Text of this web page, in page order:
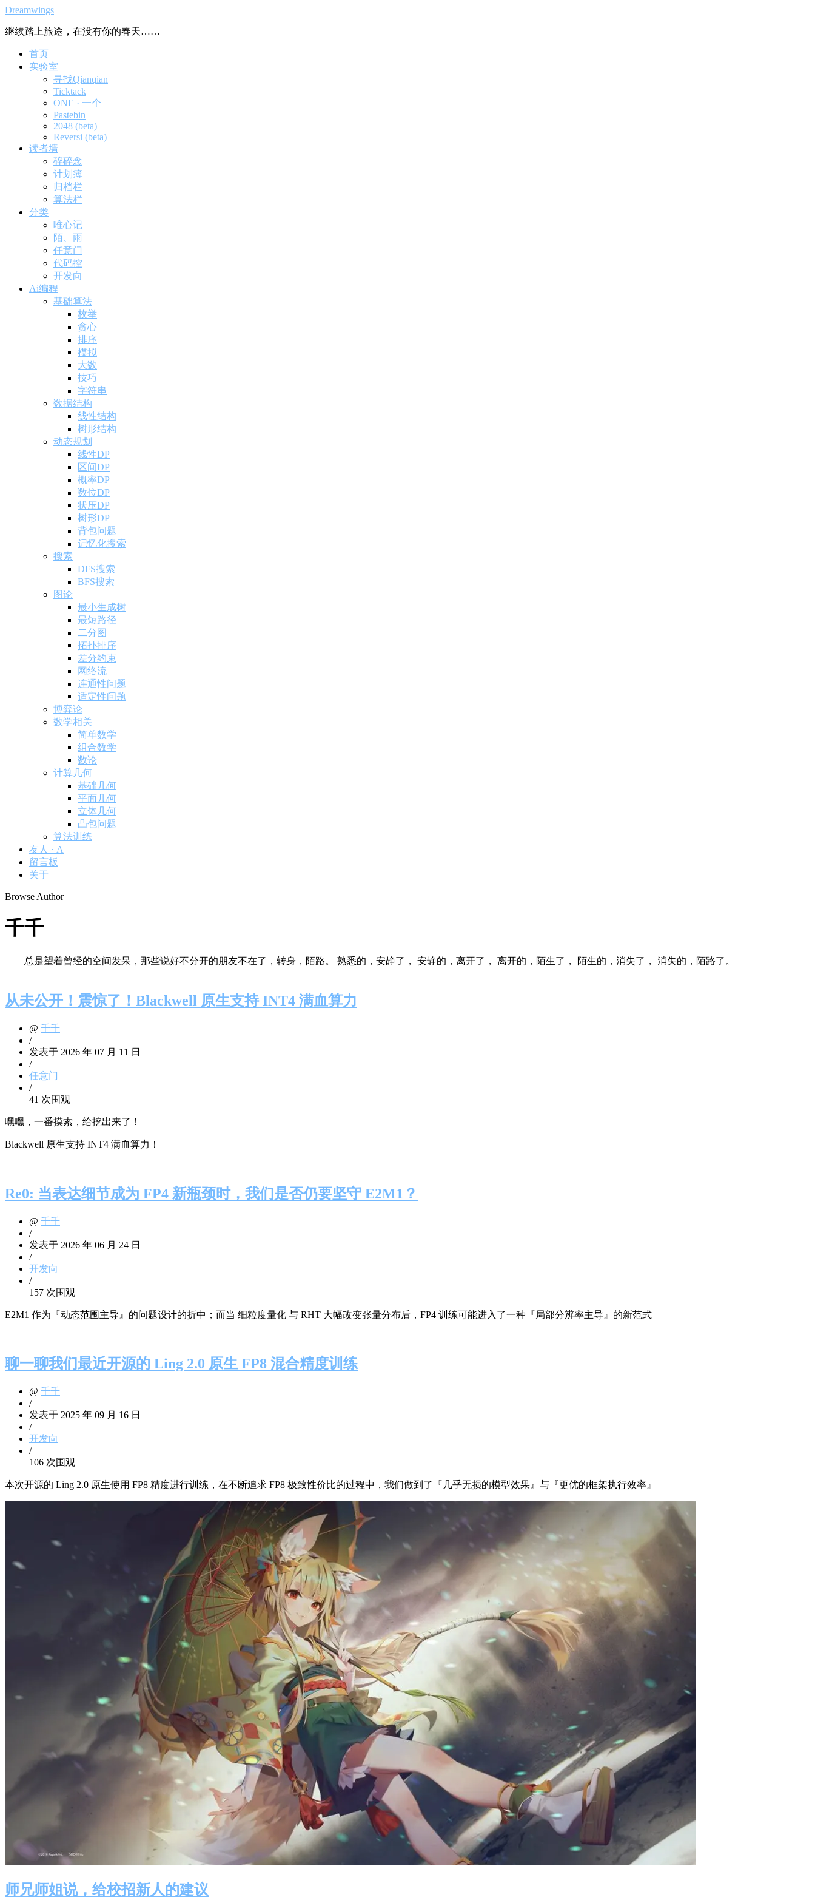
Dreamwings
继续踏上旅途，在没有你的春天……
首页
实验室
寻找Qianqian
Ticktack
ONE · 一个
Pastebin
2048 (beta)
Reversi (beta)
读者墙
碎碎念
计划簿
归档栏
算法栏
分类
唯心记
陌、雨
任意门
代码控
开发向
Ai编程
基础算法
枚举
贪心
排序
模拟
大数
技巧
字符串
数据结构
线性结构
树形结构
动态规划
线性DP
区间DP
概率DP
数位DP
状压DP
树形DP
背包问题
记忆化搜索
搜索
DFS搜索
BFS搜索
图论
最小生成树
最短路径
二分图
拓扑排序
差分约束
网络流
连通性问题
适定性问题
博弈论
数学相关
简单数学
组合数学
数论
计算几何
基础几何
平面几何
立体几何
凸包问题
算法训练
友人 · A
留言板
关于
Browse Author
千千
总是望着曾经的空间发呆，那些说好不分开的朋友不在了，转身，陌路。 熟悉的，安静了， 安静的，离开了， 离开的，陌生了， 陌生的，消失了， 消失的，陌路了。
从未公开！震惊了！Blackwell 原生支持 INT4 满血算力
@ 千千
/
发表于 2026 年 07 月 11 日
/
任意门
/
41 次围观
嘿嘿，一番摸索，给挖出来了！
Blackwell 原生支持 INT4 满血算力！
Re0: 当表达细节成为 FP4 新瓶颈时，我们是否仍要坚守 E2M1？
@ 千千
/
发表于 2026 年 06 月 24 日
/
开发向
/
157 次围观
E2M1 作为『动态范围主导』的问题设计的折中；而当 细粒度量化 与 RHT 大幅改变张量分布后，FP4 训练可能进入了一种『局部分辨率主导』的新范式
聊一聊我们最近开源的 Ling 2.0 原生 FP8 混合精度训练
@ 千千
/
发表于 2025 年 09 月 16 日
/
开发向
/
106 次围观
本次开源的 Ling 2.0 原生使用 FP8 精度进行训练，在不断追求 FP8 极致性价比的过程中，我们做到了『几乎无损的模型效果』与『更优的框架执行效率』
师兄师姐说，给校招新人的建议